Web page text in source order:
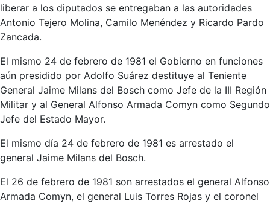
liberar a los diputados se entregaban a las autoridades
Antonio Tejero Molina, Camilo Menéndez y Ricardo Pardo
Zancada.
El mismo 24 de febrero de 1981 el Gobierno en funciones
aún presidido por Adolfo Suárez destituye al Teniente
General Jaime Milans del Bosch como Jefe de la III Región
Militar y al General Alfonso Armada Comyn como Segundo
Jefe del Estado Mayor.
El mismo día 24 de febrero de 1981 es arrestado el
general Jaime Milans del Bosch.
El 26 de febrero de 1981 son arrestados el general Alfonso
Armada Comyn, el general Luis Torres Rojas y el coronel